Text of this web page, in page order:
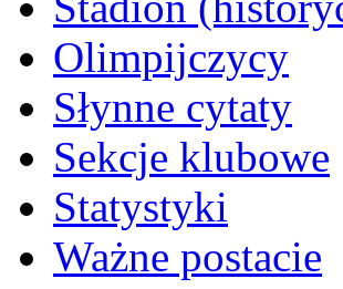
Olimpijczycy
Słynne cytaty
Sekcje klubowe
Statystyki
Ważne postacie